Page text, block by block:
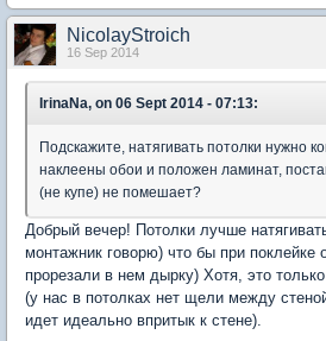
NicolayStroich
16 Sep 2014
IrinaNa, on 06 Sept 2014 - 07:13:
Подскажите, натягивать потолки нужно
наклеены обои и положен ламинат,
(не купе) не помешает?
Добрый вечер! Потолки лучше
монтажник говорю) что бы при поклейке
прорезали в нем дырку) Хотя, это
(у нас в потолках нет щели между
идет идеально впритык к стене).